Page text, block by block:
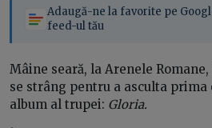
Adaugă-ne la favorite pe
feed-ul tău
Mâine seară, la Arenele
se strâng pentru a asculta prima
album al trupei: Gloria.